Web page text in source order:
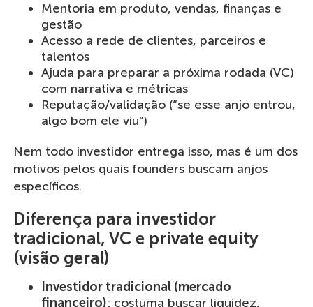
Mentoria em produto, vendas, finanças e
gestão
Acesso a rede de clientes, parceiros e
talentos
Ajuda para preparar a próxima rodada (VC)
com narrativa e métricas
Reputação/validação (“se esse anjo entrou,
algo bom ele viu”)
Nem todo investidor entrega isso, mas é um dos
motivos pelos quais founders buscam anjos
específicos.
Diferença para investidor
tradicional, VC e private equity
(visão geral)
Investidor tradicional (mercado
financeiro): costuma buscar liquidez,